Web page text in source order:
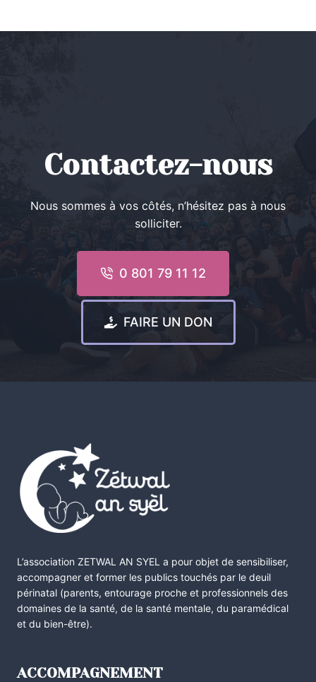
Contactez-nous
Nous sommes à vos côtés, n’hésitez pas à nous
solliciter.
0 801 79 11 12
FAIRE UN DON
L’association ZETWAL AN SYEL a pour objet de sensibiliser,
accompagner et former les publics touchés par le deuil
périnatal (parents, entourage proche et professionnels des
domaines de la santé, de la santé mentale, du paramédical
et du bien-être).
ACCOMPAGNEMENT